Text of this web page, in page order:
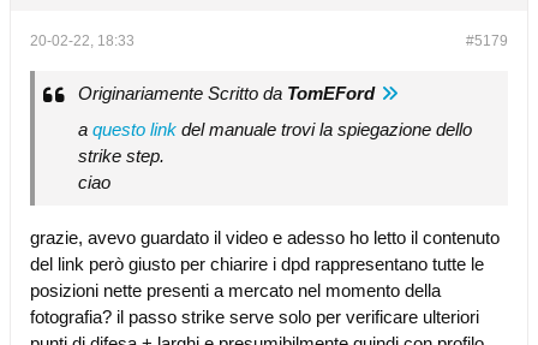
#5179
20-02-22, 18:33
Originariamente Scritto da TomEFord
a questo link del manuale trovi la spiegazione dello
strike step.
ciao
grazie, avevo guardato il video e adesso ho letto il contenuto
del link però giusto per chiarire i dpd rappresentano tutte le
posizioni nette presenti a mercato nel momento della
fotografia? il passo strike serve solo per verificare ulteriori